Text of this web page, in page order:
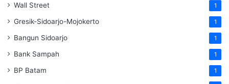
Wall Street 1
Gresik-Sidoarjo-Mojokerto 1
Bangun Sidoarjo 1
Bank Sampah 1
BP Batam 1